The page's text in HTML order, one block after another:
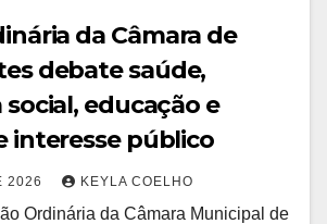
da Câmara de
debate saúde,
social, educação e
interesse público
2026 KEYLA COELHO
Ordinária da Câmara Municipal de